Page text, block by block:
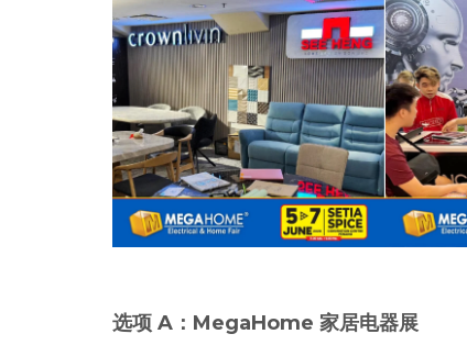
选项 A：MegaHome 家居电器展